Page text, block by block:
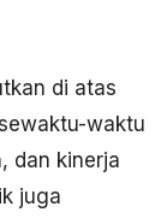
di atas
waktu
dan kinerja
juga